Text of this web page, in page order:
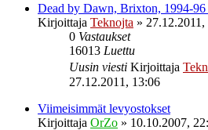
Dead by Dawn, Brixton, 1994-
Kirjoittaja Teknojta »
0 Vastaukset
16013 Luettu
Uusin viesti Kirjoittaja
27.12.2011, 13:06
Viimeisimmät levyostokset
Kirjoittaja OrZo » 10.10.2007,